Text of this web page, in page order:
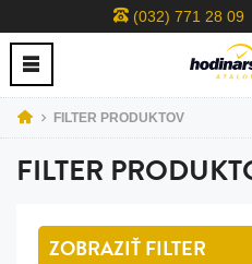
(032) 771 28 09
FILTER PRODUKTOV
FILTER
ZOBRAZIŤFILTER